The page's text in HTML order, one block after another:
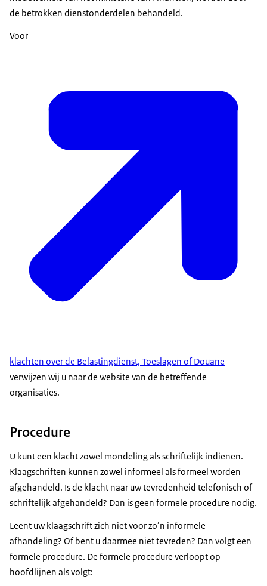
de betrokken dienstonderdelen behandeld.
Voor
klachten over de Belastingdienst, Toeslagen of Douane
verwijzen wij u naar de website van de betreffende
organisaties.
Procedure
U kunt een klacht zowel mondeling als schriftelijk indienen.
Klaagschriften kunnen zowel informeel als formeel worden
afgehandeld. Is de klacht naar uw tevredenheid telefonisch of
schriftelijk afgehandeld? Dan is geen formele procedure nodig.
Leent uw klaagschrift zich niet voor zo’n informele
afhandeling? Of bent u daarmee niet tevreden? Dan volgt een
formele procedure. De formele procedure verloopt op
hoofdlijnen als volgt: